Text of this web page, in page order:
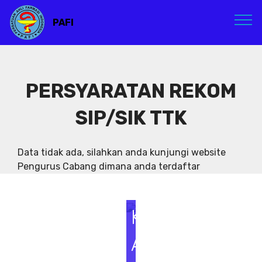
PAFI
PERSYARATAN REKOM
SIP/SIK TTK
Data tidak ada, silahkan anda kunjungi website
Pengurus Cabang dimana anda terdaftar
E
N
N
K
A